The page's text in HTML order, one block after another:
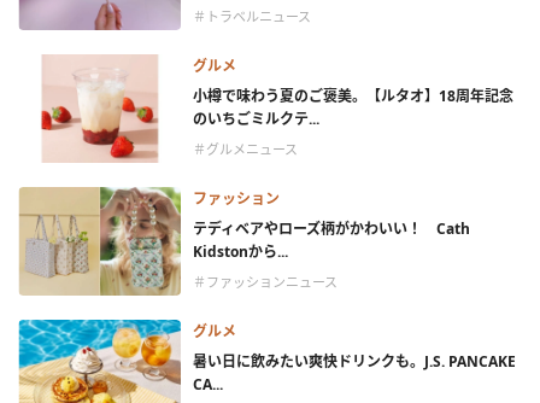
＃トラベルニュース
グルメ
小樽で味わう夏のご褒美。【ルタオ】18周年記念
のいちごミルクテ...
＃グルメニュース
ファッション
テディベアやローズ柄がかわいい！ Cath
Kidstonから...
＃ファッションニュース
グルメ
暑い日に飲みたい爽快ドリンクも。J.S. PANCAKE
CA...